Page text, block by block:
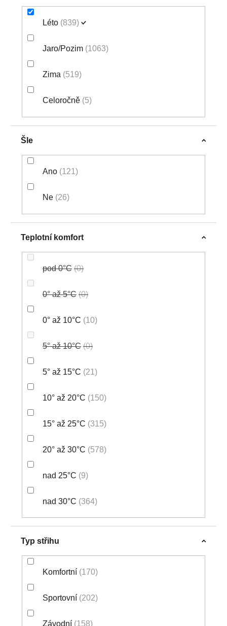
Léto 839
Jaro/Pozim 1063
Zima 519
Celoročně 5
Šle
Ano 121
Ne 26
Teplotní komfort
pod 0°C 0
0° až 5°C 0
0° až 10°C 10
5° až 10°C 0
5° až 15°C 21
10° až 20°C 150
15° až 25°C 315
20° až 30°C 578
nad 25°C 9
nad 30°C 364
Typ střihu
Komfortní 170
Sportovní 202
Závodní 158